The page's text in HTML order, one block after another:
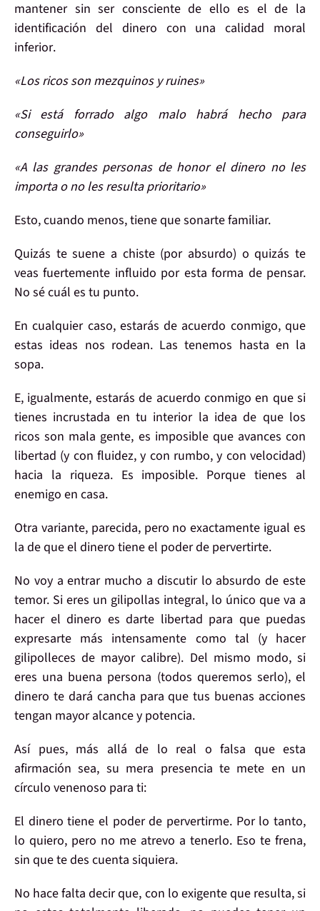
mantener sin ser consciente de ello es el de la
identificación del dinero con una calidad moral
inferior.
«Los ricos son mezquinos y ruines»
«Si está forrado algo malo habrá hecho para
conseguirlo»
«A las grandes personas de honor el dinero no les
importa o no les resulta prioritario»
Esto, cuando menos, tiene que sonarte familiar.
Quizás te suene a chiste (por absurdo) o quizás te
veas fuertemente influido por esta forma de pensar.
No sé cuál es tu punto.
En cualquier caso, estarás de acuerdo conmigo, que
estas ideas nos rodean. Las tenemos hasta en la
sopa.
E, igualmente, estarás de acuerdo conmigo en que si
tienes incrustada en tu interior la idea de que los
ricos son mala gente, es imposible que avances con
libertad (y con fluidez, y con rumbo, y con velocidad)
hacia la riqueza. Es imposible. Porquetienes al
enemigo en casa.
Otra variante, parecida, pero no exactamente igual es
la de queel dinero tiene el poder de pervertirte.
No voy a entrar mucho a discutir lo absurdo de este
temor. Si eres un gilipollas integral, lo único que va a
hacer el dinero es darte libertad para que puedas
expresarte más intensamente como tal (y hacer
gilipolleces de mayor calibre). Del mismo modo, si
eres una buena persona (todos queremos serlo), el
dinero te dará cancha para que tus buenas acciones
tengan mayor alcance y potencia.
Así pues, más allá de lo real o falsa que esta
afirmación sea, su mera presencia te mete en un
círculo venenoso para ti:
El dinero tiene el poder de pervertirme. Por lo tanto,
lo quiero, pero no me atrevo a tenerlo. Eso te frena,
sin que te des cuenta siquiera.
No hace falta decir que, con lo exigenteque resulta, si